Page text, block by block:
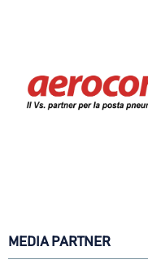
MEDIA PARTNER